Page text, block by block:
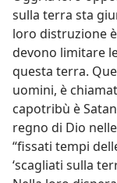
sulla terra sta
loro distruzione
devono limitare
questa terra.
uomini, è
capotribù è
regno di Dio
“fissati tempi
‘scagliati sulla